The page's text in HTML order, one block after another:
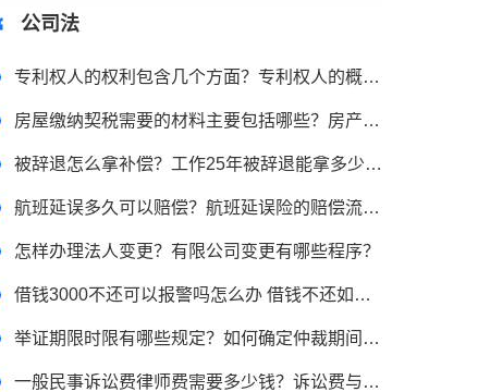
2023-03-29 16:54:32
2023-03-29 16:54:32
律师回答区
侵占罪的法律责任是什么？侵占罪的构成要件 侵占罪单位能否构成？
公司法
专利权人的权利包含几个方面？专利权人的概念是什么？
房屋缴纳契税需要的材料主要包括哪些？房产契税什么时候交？
被辞退怎么拿补偿？工作25年被辞退能拿多少补偿？
航班延误多久可以赔偿？航班延误险的赔偿流程是什么？
怎样办理法人变更？有限公司变更有哪些程序？
借钱3000不还可以报警吗怎么办 借钱不还如何起诉流程有哪些？
举证期限时限有哪些规定？如何确定仲裁期间举证期限？
一般民事诉讼费律师费需要多少钱？诉讼费与律师费的区别是什么？